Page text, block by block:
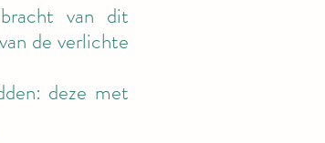
van dit
de verlichte
deze met